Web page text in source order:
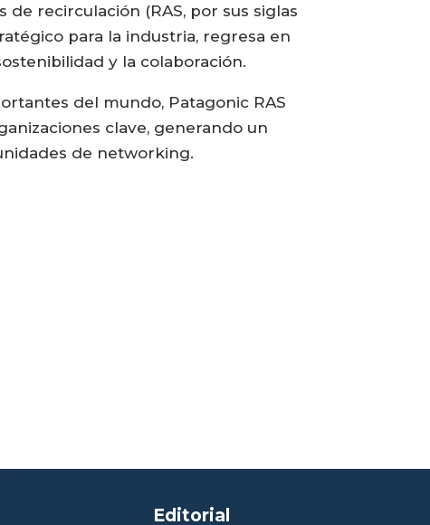
recirculación (RAS, por sus siglas
para la industria, regresa en
y la colaboración.
del mundo, Patagonic RAS
clave, generando un
de networking.
Editorial